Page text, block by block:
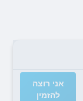
אני רוצה
להזמין